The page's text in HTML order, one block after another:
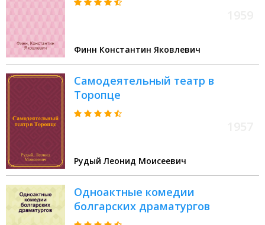
Финн Константин Яковлевич
Самодеятельный театр в
Торопце
Рудый Леонид Моисеевич
Одноактные комедии
болгарских драматургов